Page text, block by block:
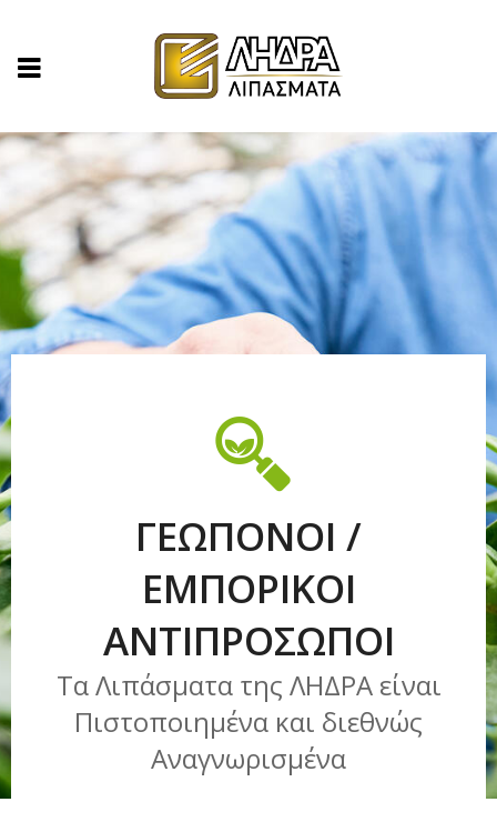
ΓΕΩΠΟΝΟΙ /
ΕΜΠΟΡΙΚΟΙ
ΑΝΤΙΠΡΟΣΩΠΟΙ
Τα Λιπάσματα της ΛΗΔΡΑ είναι
Πιστοποιημένα και διεθνώς
Αναγνωρισμένα